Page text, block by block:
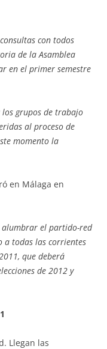
con todos
de la Asamblea
en el primer semestre
grupos de trabajo
al proceso de
momento la
en Málaga en
alumbrar el partido-red
a todas las corrientes
que deberá
de 2012 y
Llegan las